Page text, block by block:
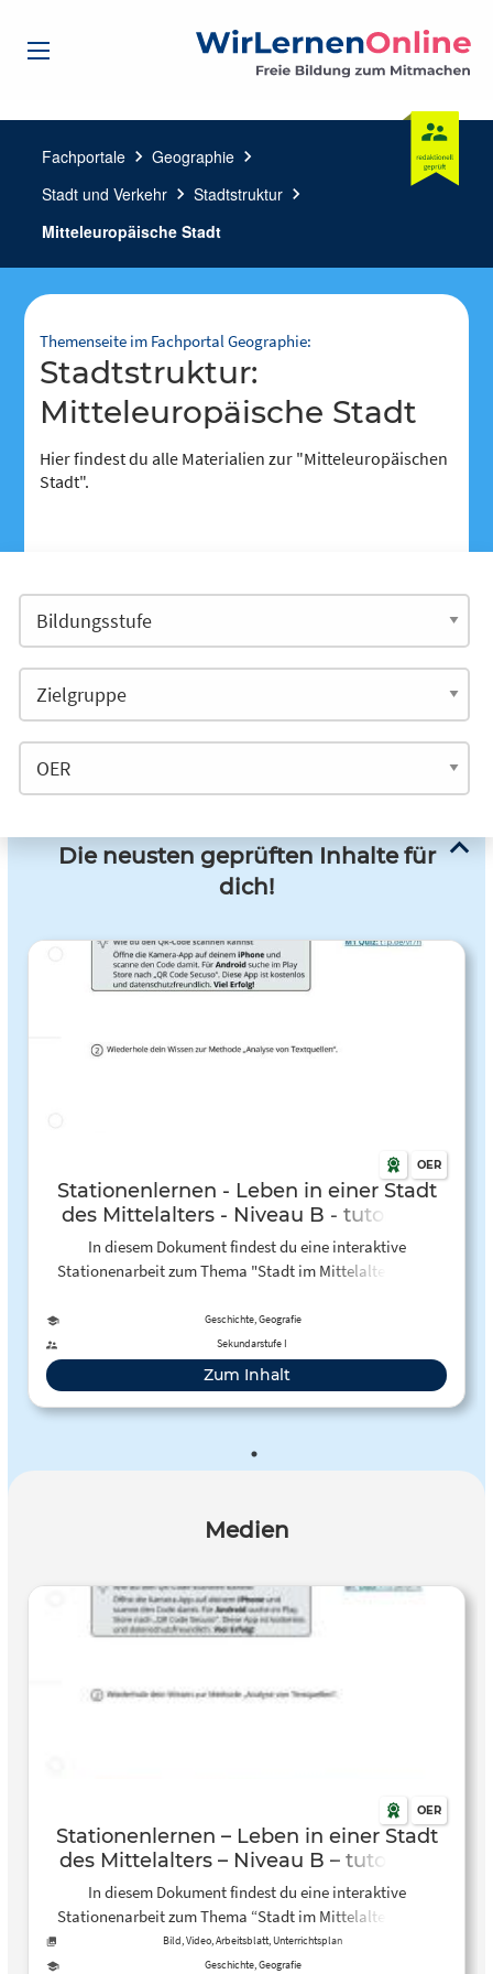
Fachportale chevron_right Geographie chevron_right
Stadt und Verkehr chevron_right Stadtstruktur chevron_right
Mitteleuropäische Stadt
Themenseite im Fachportal Geographie:
Stadtstruktur:
Mitteleuropäische Stadt
Hier findest du alle Materialien zur "Mitteleuropäischen
Stadt".
Die neusten geprüften Inhalte für
dich!
OER
Stationenlernen - Leben in einer Stadt
des Mittelalters - Niveau B - tutory.de
In diesem Dokument findest du eine interaktive
Stationenarbeit zum Thema "Stadt im Mittelalter". Über
eingebunden. In EInzel- und Partnerarbeit wird hier der
Aufbau erarbeitet. In der zweiten Station geht es um die
Zünfte und zum Schluss um die Gesellschaft.
Geschichte, Geografie
Sekundarstufe I
Zum Inhalt
Medien
OER
Stationenlernen – Leben in einer Stadt
des Mittelalters – Niveau B – tutory.de
In diesem Dokument findest du eine interaktive
Stationenarbeit zum Thema “Stadt im Mittelalter”. Über
QR-Codes sind kleine Quizzes, Videos und Links
eingebunden. In EInzel- und Partnerarbeit wird hier der
Bild, Video, Arbeitsblatt, Unterrichtsplan
Geschichte, Geografie